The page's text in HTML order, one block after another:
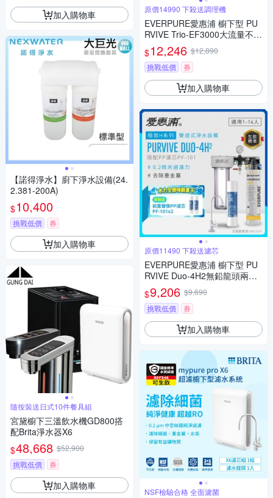
加入購物車
【諾得淨水】廚下淨水設備(24.
2.381-200A)
$10,400
挑戰低價 券
加入購物車
隨按裝送日式10件餐具組
宮黛櫥下三溫飲水機GD800搭
配Brita淨水器X6
$48,668 $52,900
挑戰低價
券
加入購物車
原價14990 下殺送調理機
EVERPURE愛惠浦 櫥下型 PU
RVIVE Trio-EF3000大流量不鏽
鋼龍頭三道式生飲淨水器(前置
樹脂+PP)
$12,246 $12,890
挑戰低價
券
加入購物車
原價11490 下殺送濾芯
EVERPURE愛惠浦 櫥下型 PU
RVIVE Duo-4H2無鉛龍頭兩道
式生飲淨水器(前置PP)
$9,206 $9,690
挑戰低價
券
加入購物車
NSF檢驗合格 全面濾菌